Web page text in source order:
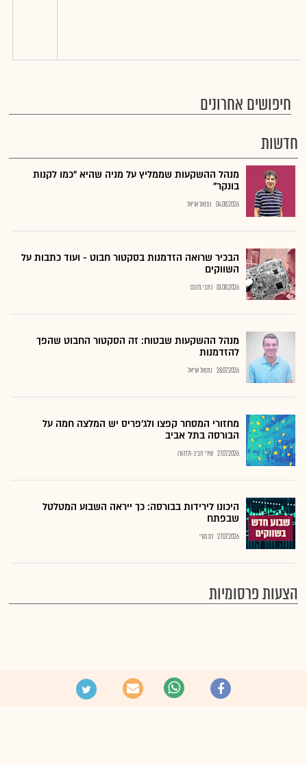
חיפושים אחרונים
חדשות
מנהל ההשקעות שממליץ על מניה שהיא "כמו לקנות
בונקר"
04.08.2026 נתנאל אריאל
הבכיר שרואה הזדמנות בסקטור חבוט - ועוד כתבות על
השווקים
01.08.2026 כתבי גלובס
מנהל ההשקעות שבטוח: זה הסקטור החבוט שהפך
להזדמנות
28.07.2026 נתנאל אריאל
מחזורי המסחר קפצו ולג'פריס יש המלצה חמה על
הבורסה בתל אביב
27.07.2026 שירי חביב-ולדהורן
היכונו לירידות בבורסה: כך ייראה השבוע המטלטל
שבפתח
27.07.2026 רם מורי
הצעות פרסומיות